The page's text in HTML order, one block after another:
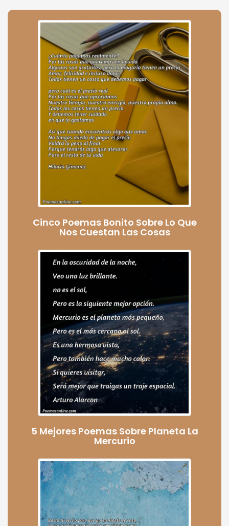
Cinco Poemas Bonito Sobre Lo Que
Nos Cuestan Las Cosas
5 Mejores Poemas Sobre Planeta La
Mercurio